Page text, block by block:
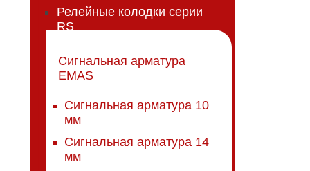
Релейные колодки серии
RS
Сигнальная арматура
EMAS
Сигнальная арматура 10
мм
Сигнальная арматура 14
мм